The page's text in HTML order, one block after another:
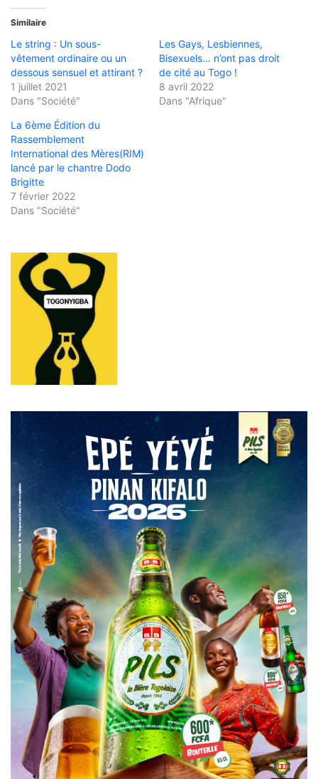
Similaire
Le string : Un sous-
vêtement ordinaire ou un
dessous sensuel et attirant ?
1 juillet 2021
Dans "Société"
Les Gays, Lesbiennes,
Bisexuels… n’ont pas droit
de cité au Togo !
8 avril 2022
Dans "Afrique"
La 6ème Édition du
Rassemblement
International des Mères(RIM)
lancé par le chantre Dodo
Brigitte
7 février 2022
Dans "Société"